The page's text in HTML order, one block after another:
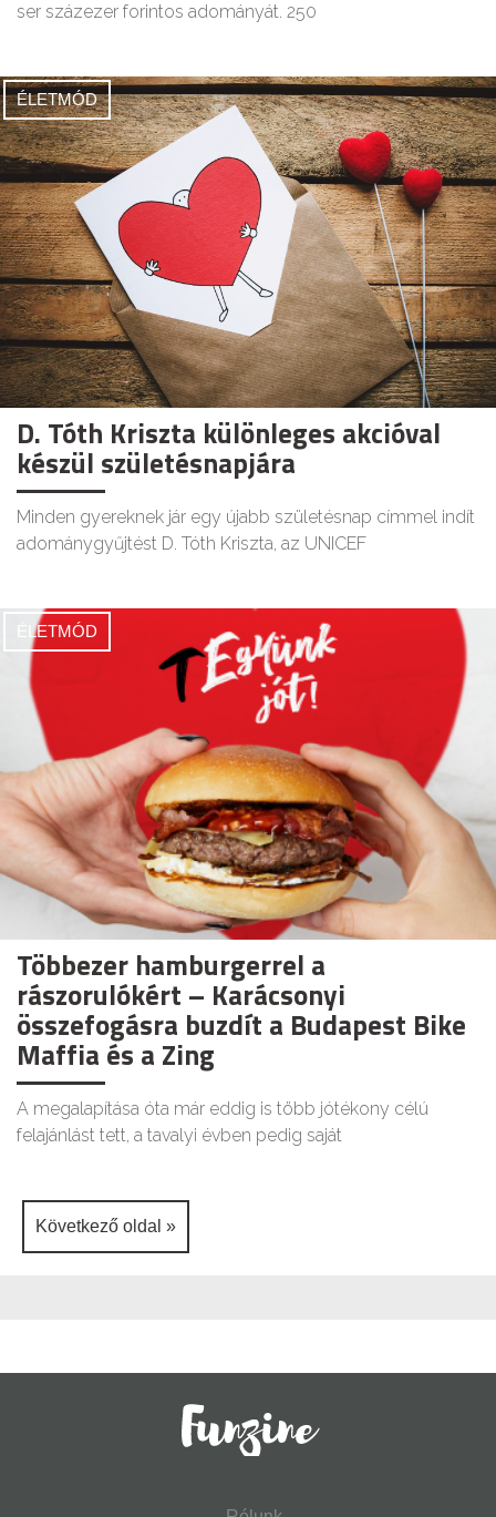
ser százezer forintos adományát. 250
ÉLETMÓD
D. Tóth Kriszta különleges akcióval
készül születésnapjára
Minden gyereknek jár egy újabb születésnap címmel indít
adománygyűjtést D. Tóth Kriszta, az UNICEF
ÉLETMÓD
Többezer hamburgerrel a
rászorulókért – Karácsonyi
összefogásra buzdít a Budapest Bike
Maffia és a Zing
A megalapítása óta már eddig is több jótékony célú
felajánlást tett, a tavalyi évben pedig saját
Következő oldal »